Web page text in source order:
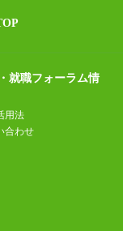
就職フォーラム情
用法
合わせ